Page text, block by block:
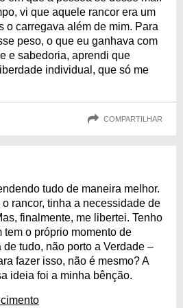
vi que aquele rancor era um
o carregava além de mim. Para
peso, o que eu ganhava com
e sabedoria, aprendi que
individual, que só me
COMPARTILHAR
tudo de maneira melhor.
rancor, tinha a necessidade de
finalmente, me libertei. Tenho
tem o próprio momento de
tudo, não porto a Verdade –
fazer isso, não é mesmo? A
ideia foi a minha bênção.